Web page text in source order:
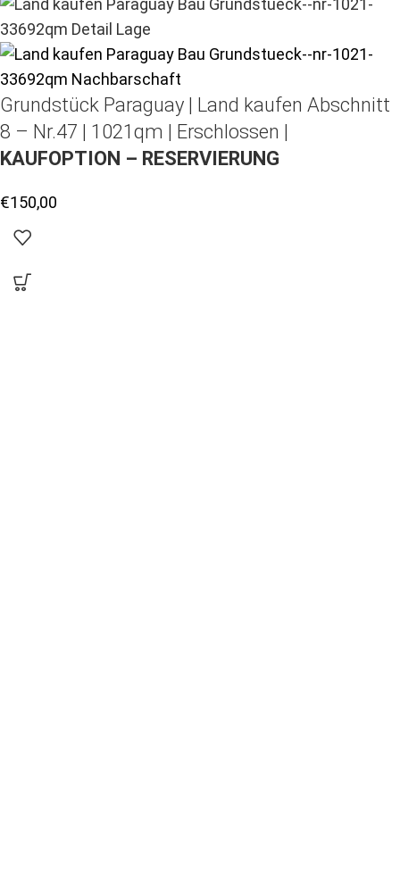
Grundstück Paraguay | Land kaufen Abschnitt
8 – Nr.47 | 1021qm | Erschlossen |
KAUFOPTION – RESERVIERUNG
€150,00